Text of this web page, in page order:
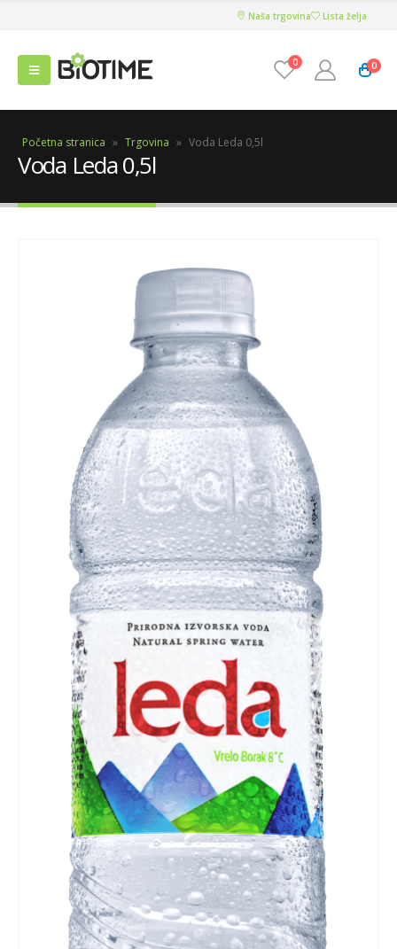
Naša trgovina Lista želja
0 0
Početna stranica » Trgovina » Voda Leda 0,5l
Voda Leda 0,5l